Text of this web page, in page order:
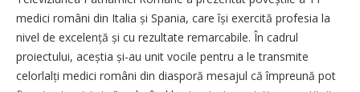
medici români din Italia și Spania, care își exercită profesia la
nivel de excelență și cu rezultate remarcabile. În cadrul
proiectului, aceștia și-au unit vocile pentru a le transmite
celorlalți medici români din diasporă mesajul că împreună pot